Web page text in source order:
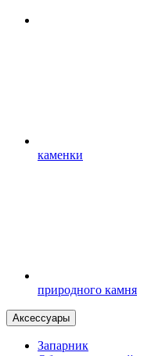
каменки
природного камня
Аксессуары
Запарник